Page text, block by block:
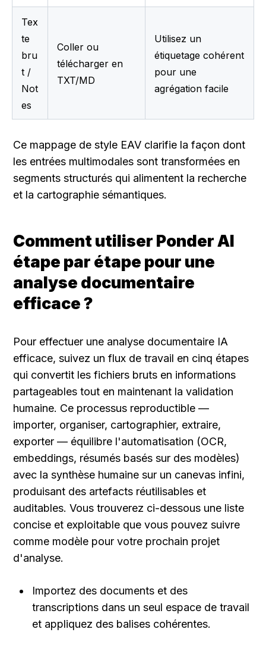
Tex
te
bru
t /
Not
es
Coller ou
télécharger en
TXT/MD
Utilisez un
étiquetage cohérent
pour une
agrégation facile
Ce mappage de style EAV clarifie la façon dont
les entrées multimodales sont transformées en
segments structurés qui alimentent la recherche
et la cartographie sémantiques.
Comment utiliser Ponder AI
étape par étape pour une
analyse documentaire
efficace ?
Pour effectuer une analyse documentaire IA
efficace, suivez un flux de travail en cinq étapes
qui convertit les fichiers bruts en informations
partageables tout en maintenant la validation
humaine. Ce processus reproductible —
importer, organiser, cartographier, extraire,
exporter — équilibre l'automatisation (OCR,
embeddings, résumés basés sur des modèles)
avec la synthèse humaine sur un canevas infini,
produisant des artefacts réutilisables et
auditables. Vous trouverez ci-dessous une liste
concise et exploitable que vous pouvez suivre
comme modèle pour votre prochain projet
d'analyse.
Importez des documents et des
transcriptions dans un seul espace de travail
et appliquez des balises cohérentes.